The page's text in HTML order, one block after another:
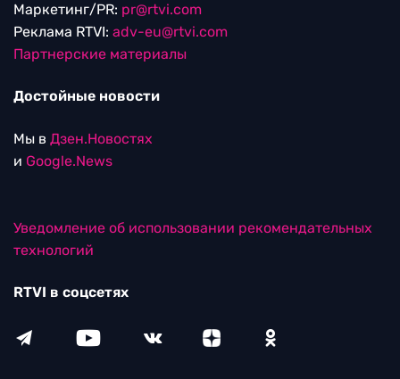
Маркетинг/PR: pr@rtvi.com
Реклама RTVI: adv-eu@rtvi.com
Партнерские материалы
Достойные новости
Мы в Дзен.Новостях
и Google.News
Уведомление об использовании рекомендательных
технологий
RTVI в соцсетях